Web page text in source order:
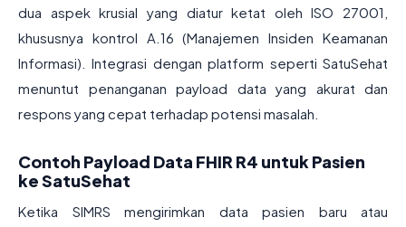
dua aspek krusial yang diatur ketat oleh ISO 27001,
khususnya kontrol A.16 (Manajemen Insiden Keamanan
Informasi). Integrasi dengan platform seperti SatuSehat
menuntut penanganan payload data yang akurat dan
respons yang cepat terhadap potensi masalah.
Contoh Payload Data FHIR R4 untuk Pasien
ke SatuSehat
Ketika SIMRS mengirimkan data pasien baru atau